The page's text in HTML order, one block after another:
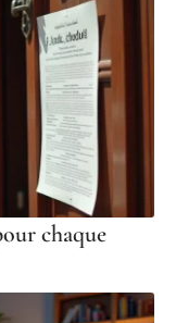
chaque